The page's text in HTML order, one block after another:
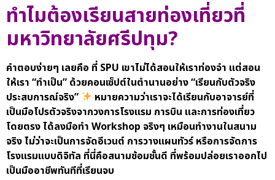
ทำไมต้องเรียนสายท่องเที่ยวที่
มหาวิทยาลัยศรีปทุม?
คำตอบง่ายๆ เลยคือ ที่ SPU เขาไม่ได้สอนให้เราท่องจำ แต่สอน
ให้เรา “ทำเป็น” ด้วยคอนเซ็ปต์ในตำนานอย่าง “เรียนกับตัวจริง
ประสบการณ์จริง”
หมายความว่าเราจะได้เรียนกับอาจารย์ที่
เป็นมือโปรตัวจริงจากวงการโรงแรม การบิน และการท่องเที่ยว
โดยตรง ได้ลงมือทำ Workshop จริงๆ เหมือนทำงานในสนาม
จริง ไม่ว่าจะเป็นการจัดอีเวนต์ การวางแผนทัวร์ หรือการจัดการ
โรงแรมแบบดิจิทัล ที่นี่คือสนามซ้อมชั้นดี ที่พร้อมปล่อยเราออกไป
เป็นมืออาชีพทันทีที่เรียนจบ